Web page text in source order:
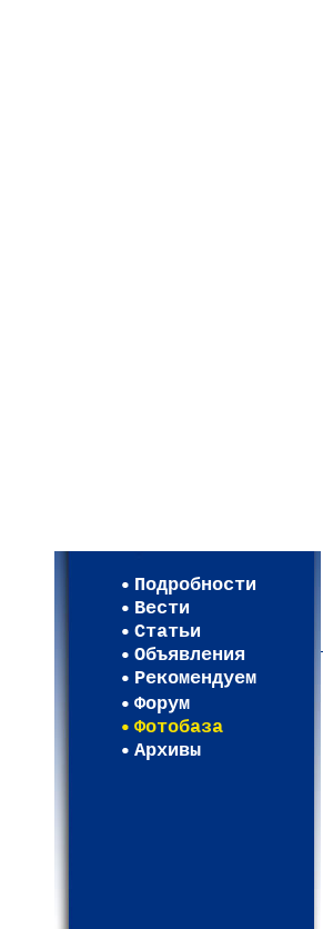
Подробности
Вести
Статьи
Объявления
Рекомендуем
Форум
Фотобаза
Архивы